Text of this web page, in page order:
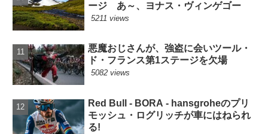
ージ あ～、ヨナス・ヴィンゲゴー
5211 views
悪魔おじさんが、強盗に会いツール・
ド・フランス第1ステージを欠場
5082 views
Red Bull - BORA - hansgroheのプリ
モッシュ・ログリッチが車にはねられ
る!